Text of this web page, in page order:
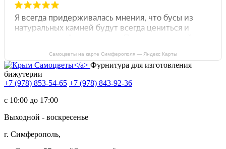
Самоцветы на карте Симферополя — Яндекс Карты
Фурнитура для изготовления
бижутерии
+7 (978) 853-54-65 +7 (978) 843-92-36
c 10:00 до 17:00
Выходной - воскресенье
г. Симферополь,